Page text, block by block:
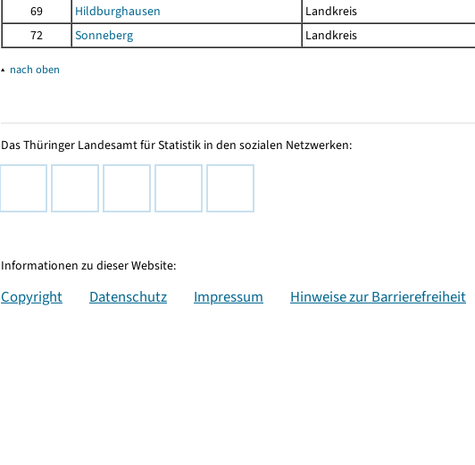
69
Hildburghausen
Landkreis
72
Sonneberg
Landkreis
▴ nach oben
Das Thüringer Landesamt für Statistik in den sozialen Netzwerken:
Informationen zu dieser Website:
Copyright Datenschutz Impressum Hinweise zur Barrierefreiheit